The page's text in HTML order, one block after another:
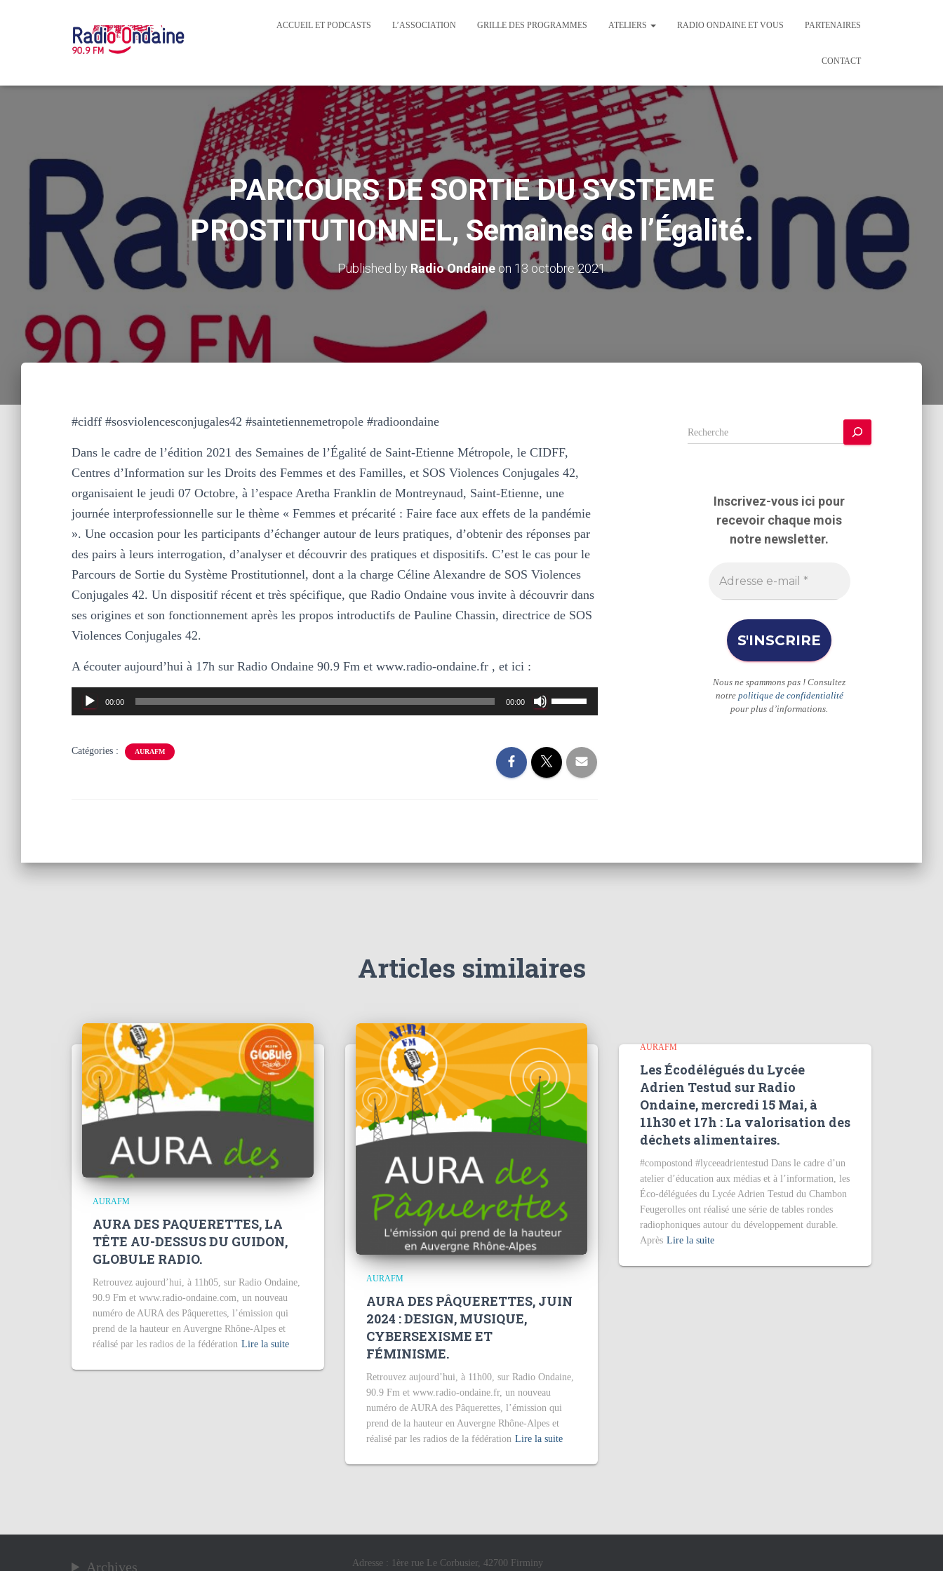
ACCUEIL ET PODCASTS L’ASSOCIATION GRILLE DES PROGRAMMES ATELIERS RADIO ONDAINE ET VOUS PARTENAIRES
CONTACT
PARCOURS DE SORTIE DU SYSTEME
PROSTITUTIONNEL, Semaines de l’Égalité.
Published by Radio Ondaine on 13 octobre 2021
#cidff #sosviolencesconjugales42 #saintetiennemetropole #radioondaine
Dans le cadre de l’édition 2021 des Semaines de l’Égalité de Saint-Etienne Métropole, le CIDFF,
Centres d’Information sur les Droits des Femmes et des Familles, et SOS Violences Conjugales 42,
organisaient le jeudi 07 Octobre, à l’espace Aretha Franklin de Montreynaud, Saint-Etienne, une
journée interprofessionnelle sur le thème « Femmes et précarité : Faire face aux effets de la pandémie
». Une occasion pour les participants d’échanger autour de leurs pratiques, d’obtenir des réponses par
des pairs à leurs interrogation, d’analyser et découvrir des pratiques et dispositifs. C’est le cas pour le
Parcours de Sortie du Système Prostitutionnel, dont a la charge Céline Alexandre de SOS Violences
Conjugales 42. Un dispositif récent et très spécifique, que Radio Ondaine vous invite à découvrir dans
ses origines et son fonctionnement après les propos introductifs de Pauline Chassin, directrice de SOS
Violences Conjugales 42.
A écouter aujourd’hui à 17h sur Radio Ondaine 90.9 Fm et www.radio-ondaine.fr , et ici :
Lecteur
audio
00:00 00:00
Utilisez
les
haut/bas
pour
le
Catégories : AURAFM
R
e
Inscrivez-vous ici pour
recevoir chaque mois
notre newsletter.
Nous ne spammons pas ! Consultez
notre politique de confidentialité
pour plus d’informations.
Articles similaires
AURAFM
AURA DES PAQUERETTES, LA
TÊTE AU-DESSUS DU GUIDON,
GLOBULE RADIO.
Retrouvez aujourd’hui, à 11h05, sur Radio Ondaine,
90.9 Fm et www.radio-ondaine.com, un nouveau
numéro de AURA des Pâquerettes, l’émission qui
prend de la hauteur en Auvergne Rhône-Alpes et
réalisé par les radios de la fédération Lire la suite
AURAFM
AURA DES PÂQUERETTES, JUIN
2024 : DESIGN, MUSIQUE,
CYBERSEXISME ET
FÉMINISME.
Retrouvez aujourd’hui, à 11h00, sur Radio Ondaine,
90.9 Fm et www.radio-ondaine.fr, un nouveau
numéro de AURA des Pâquerettes, l’émission qui
prend de la hauteur en Auvergne Rhône-Alpes et
réalisé par les radios de la fédération Lire la suite
AURAFM
Les Écodélégués du Lycée
Adrien Testud sur Radio
Ondaine, mercredi 15 Mai, à
11h30 et 17h : La valorisation des
déchets alimentaires.
#compostond #lyceeadrientestud Dans le cadre d’un
atelier d’éducation aux médias et à l’information, les
Éco-déléguées du Lycée Adrien Testud du Chambon
Feugerolles ont réalisé une série de tables rondes
radiophoniques autour du développement durable.
Après Lire la suite
Archives Adresse : 1ère rue Le Corbusier, 42700 Firminy